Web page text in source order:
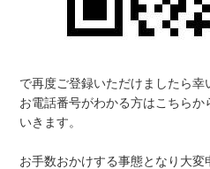
で再度ご登録いただけましたら幸
お電話番号がわかる方はこちらか
いきます。
お手数おかけする事態となり大変